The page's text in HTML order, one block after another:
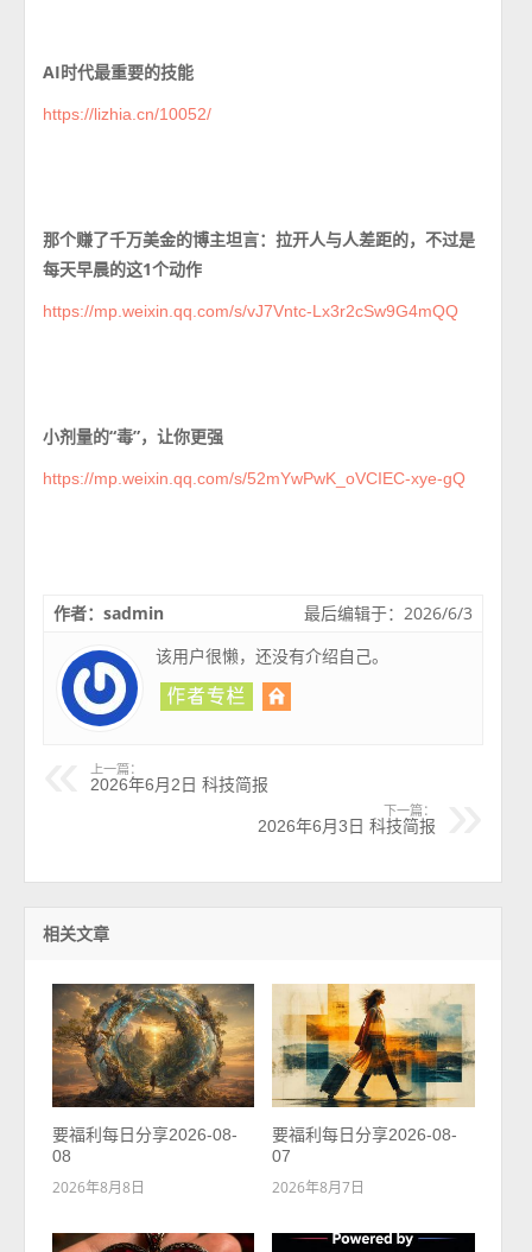
AI时代最重要的技能
https://lizhia.cn/10052/
那个赚了千万美金的博主坦言：拉开人与人差距的，不过是
每天早晨的这1个动作
https://mp.weixin.qq.com/s/vJ7Vntc-Lx3r2cSw9G4mQQ
小剂量的“毒”，让你更强
https://mp.weixin.qq.com/s/52mYwPwK_oVCIEC-xye-gQ
最后编辑于：2026/6/3
作者：sadmin
该用户很懒，还没有介绍自己。
上一篇：
2026年6月2日 科技简报
下一篇：
2026年6月3日 科技简报
相关文章
要福利每日分享2026-08-
08
2026年8月8日
要福利每日分享2026-08-
07
2026年8月7日